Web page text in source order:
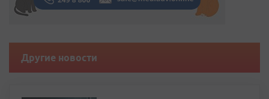
Другие новости